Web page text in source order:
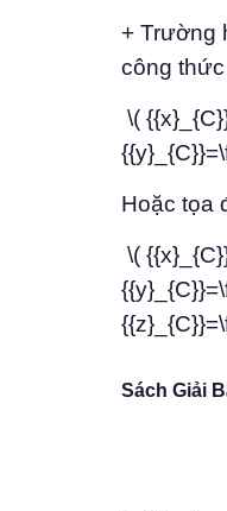
+ Trường
công
\(
Hoặc tọa
\(
Sách Giải